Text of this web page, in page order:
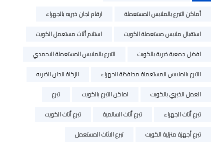
أماكن التبرع بالملابس المستعملة
ارقام لجان خيريه بالجهراء
استقبال ملابس مستعملة الكويت
استلام أثاث مستعمل الكويت
افضل جمعية خيرية بالكويت
التبرع بالملابس المستعملة الاحمدي
التبرع بالملابس المستعملة محافظة الجهراء
الزكاة للجان الخيريه
العمل الخيري بالكويت
اماكن التبرع بالكويت
تبرع
تبرع أثاث الجهراء
تبرع أثاث السالمية
تبرع أثاث الكويت
تبرع أجهزة منزلية الكويت
تبرع الاثاث المستعمل